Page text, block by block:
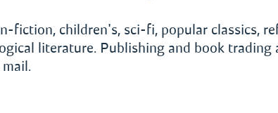
fiction, children's, sci-fi, popular classics,
literature. Publishing and book trading